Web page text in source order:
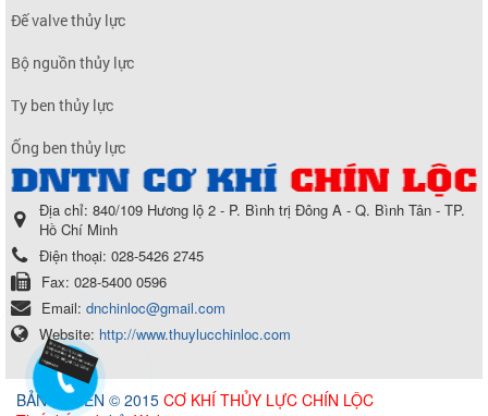
Đế valve thủy lực
Bộ nguồn thủy lực
Ty ben thủy lực
Ống ben thủy lực
Địa chỉ: 840/109 Hương lộ 2 - P. Bình trị Đông A - Q. Bình Tân - TP.
Hồ Chí Minh
Điện thoại: 028-5426 2745
Fax: 028-5400 0596
Email: dnchinloc@gmail.com
Website: http://www.thuylucchinloc.com
BẢN QUYỀN © 2015 CƠ KHÍ THỦY LỰC CHÍN LỘC